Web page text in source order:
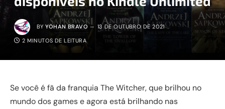
BY YOHAN BRAVO 13 DE OUTUBRO DE 2021
2 MINUTOS DE LEITURA
Se você é fã da franquia The Witcher, que brilhou no
mundo dos games e agora está brilhando nas